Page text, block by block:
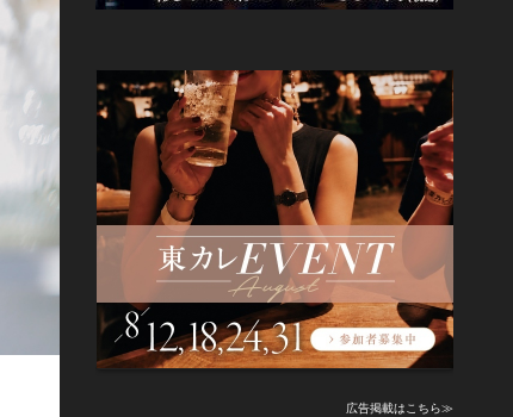
広告掲載はこちら≫